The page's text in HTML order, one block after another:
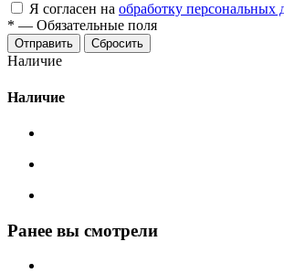
Я согласен на обработку персональных
* — Обязательные поля
Сбросить
Наличие
Наличие
Ранее вы смотрели